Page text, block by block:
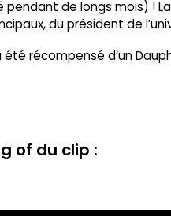
pendant de longs mois) !
du président de
récompensé d’un
of du clip :